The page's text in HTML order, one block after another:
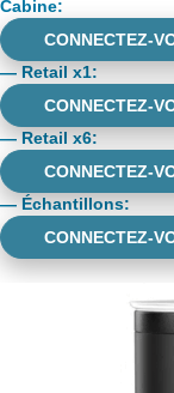
Cabine:
CONNECTEZ-
— Retail x1:
CONNECTEZ-
— Retail x6:
CONNECTEZ-
— Échantillons:
CONNECTEZ-